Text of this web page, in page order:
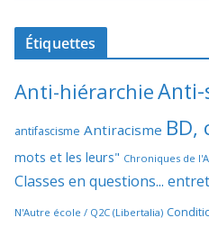
Étiquettes
Anti-hiérarchieAnti-
antifascisme Antiracisme BD,
mots et les leurs" Chroniques de
Classes en questions...
N'Autre école / Q2C (Libertalia)